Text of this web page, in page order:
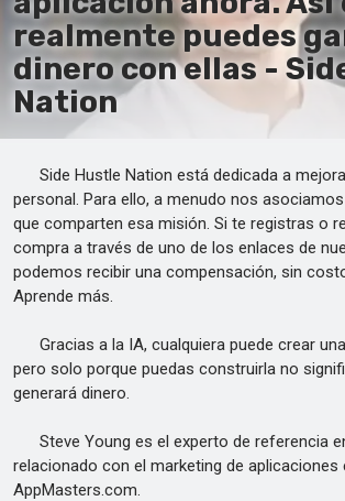
realmente puedes
dinero con ellas -
Nation
Side Hustle Nation está dedicada a
personal. Para ello, a menudo nos
que comparten esa misión. Si te registras o
compra a través de uno de los enlaces de
podemos recibir una compensación, sin
Aprende más.
Gracias a la IA, cualquiera puede crear
pero solo porque puedas construirla no
generará dinero.
Steve Young es el experto de referencia
relacionado con el marketing de aplicaciones
AppMasters.com.